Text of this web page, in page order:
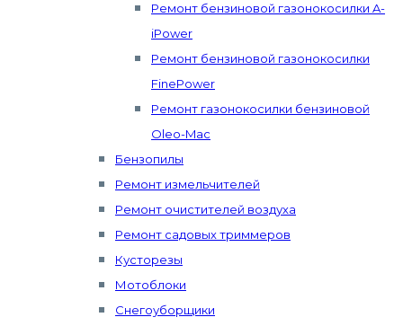
Ремонт бензиновой газонокосилки A-
iPower
Ремонт бензиновой газонокосилки
FinePower
Ремонт газонокосилки бензиновой
Oleo-Mac
Бензопилы
Ремонт измельчителей
Ремонт очистителей воздуха
Ремонт садовых триммеров
Кусторезы
Мотоблоки
Снегоуборщики